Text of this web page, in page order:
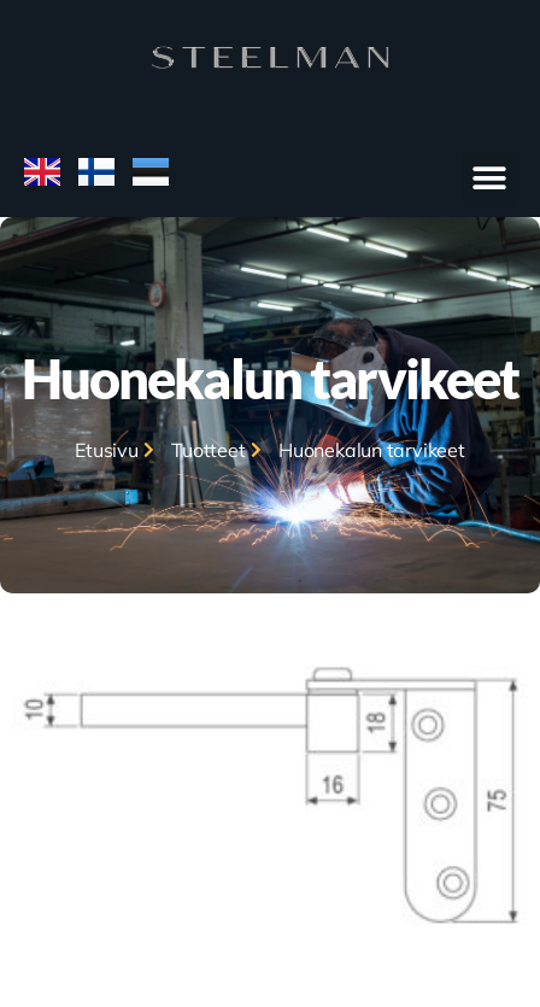
Huonekalun tarvikeet
Etusivu Tuotteet Huonekalun tarvikeet